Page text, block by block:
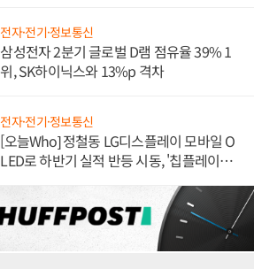
전자·전기·정보통신
삼성전자 2분기 글로벌 D램 점유율 39% 1
위, SK하이닉스와 13%p 격차
전자·전기·정보통신
[오늘Who] 정철동 LG디스플레이 모바일 O
LED로 하반기 실적 반등 시동, '칩플레이